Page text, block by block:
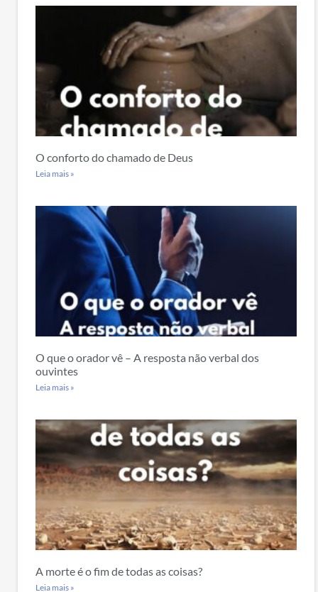
O conforto do chamado de Deus
Leia mais »
O que o orador vê – A resposta não verbal dos
ouvintes
Leia mais »
A morte é o fim de todas as coisas?
Leia mais »